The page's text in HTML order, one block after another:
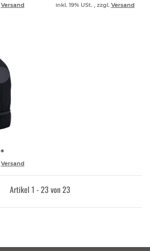
Versand inkl. 19% USt. , zzgl. Versand
*
Versand
Artikel 1 - 23 von 23